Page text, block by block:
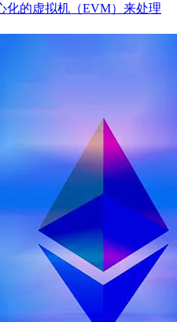
化的虚拟机（EVM）来处理